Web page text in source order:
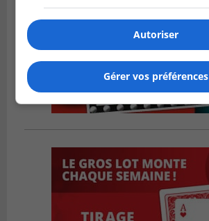
Autoriser
Gérer vos préférences